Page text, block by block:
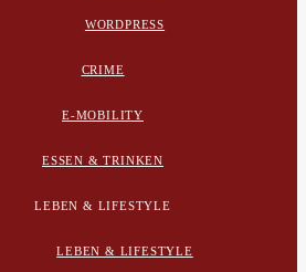
WORDPRESS
CRIME
E-MOBILITY
ESSEN & TRINKEN
LEBEN & LIFESTYLE
LEBEN & LIFESTYLE